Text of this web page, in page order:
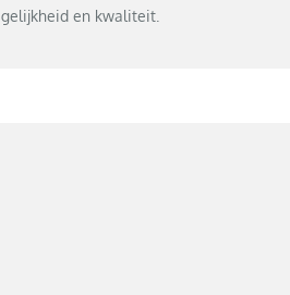
gelijkheid en kwaliteit.